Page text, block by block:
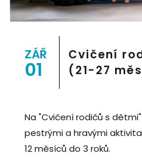
ZÁŘ
01
Cvičení
(21-27
Na "Cvičení rodičů s
pestrými a hravými
12 měsíců do 3 roků.